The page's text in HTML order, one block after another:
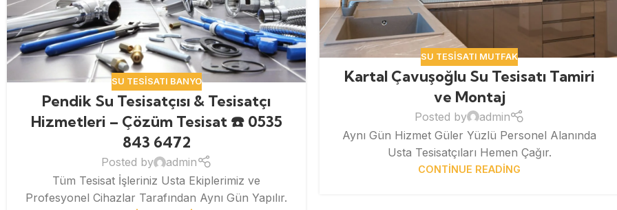
SU TESISATI BANYO
Pendik Su Tesisatçısı & Tesisatçı
Hizmetleri – Çözüm Tesisat ☎️ 0535
843 6472
Posted by
admin
Tüm Tesisat İşleriniz Usta Ekiplerimiz ve
Profesyonel Cihazlar Tarafından Aynı Gün Yapılır.
SU TESISATI MUTFAK
Kartal Çavuşoğlu Su Tesisatı Tamiri
ve Montaj
Posted by
admin
Aynı Gün Hizmet Güler Yüzlü Personel Alanında
Usta Tesisatçıları Hemen Çağır.
CONTINUE READING